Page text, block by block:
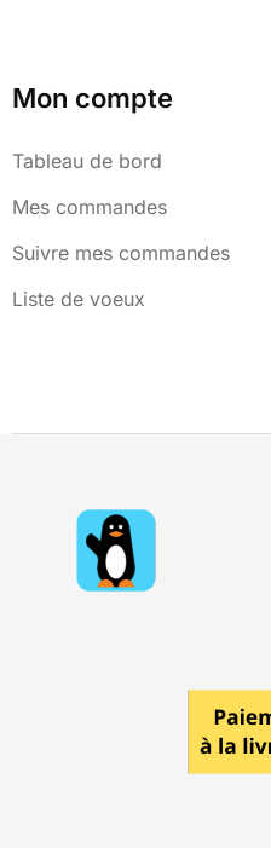
Mon compte
Tableau de bord
Mes commandes
Suivre mes commandes
Liste de voeux